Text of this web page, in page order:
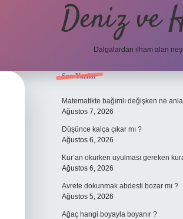
Deniz ve
Dalgalardan ilham alan
Sidebar
Son Yazılar
Matematikte bağımlı değişken ne
Ağustos 7, 2026
Düşünce kalça çıkar mı ?
Ağustos 6, 2026
Kur’an okurken uyulması gereken
Ağustos 6, 2026
Avrete dokunmak abdesti bozar mı ?
Ağustos 5, 2026
Ağaç hangi boyayla boyanır ?
ilbet yeni girişilbet yeni giriş